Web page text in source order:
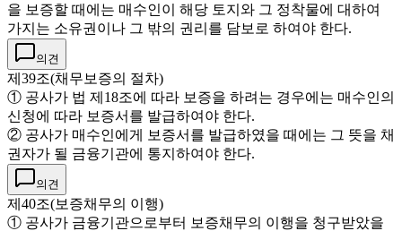
을 보증할 때에는 매수인이 해당 토지와 그 정착물에 대하여
가지는 소유권이나 그 밖의 권리를 담보로 하여야 한다.
의견
제39조(채무보증의 절차)
① 공사가 법 제18조에 따라 보증을 하려는 경우에는 매수인의
신청에 따라 보증서를 발급하여야 한다.
② 공사가 매수인에게 보증서를 발급하였을 때에는 그 뜻을 채
권자가 될 금융기관에 통지하여야 한다.
의견
제40조(보증채무의 이행)
① 공사가 금융기관으로부터 보증채무의 이행을 청구받았을